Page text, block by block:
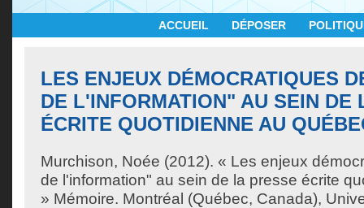
ACCUEIL DÉPOSER
LES ENJEUX DÉMOCRATIQUES
DE L'INFORMATION" AU SEIN DE
ÉCRITE QUOTIDIENNE AU
Murchison, Noée (2012). « Les enjeux
de l'information" au sein de la presse écrite
» Mémoire. Montréal (Québec, Canada),